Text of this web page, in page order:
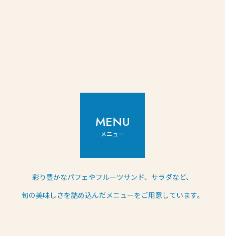
MENU
メニュー
彩り豊かなパフェやフルーツサンド、サラダなど、
旬の美味しさを詰め込んだメニューをご用意しています。